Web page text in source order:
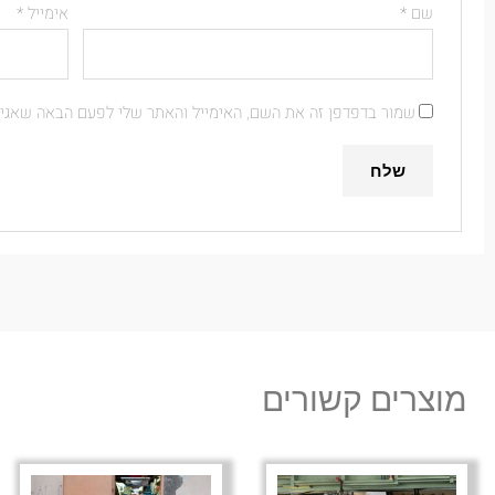
שם* אימייל*
שמור בדפדפן זה את השם, האימייל והאתר שלי לפעם הבאה
מוצרים קשורים